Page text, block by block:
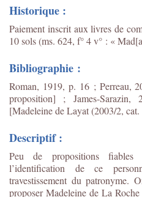
Historique :
Paiement inscrit aux livres de
10 sols (ms. 624, f° 4 v° : «
Bibliographie :
Roman, 1919, p. 16 ; Perreau,
proposition] ; James-
[Madeleine de Layat (2003/2,
Descriptif :
Peu de propositions fiables
l’identification de ce
travestissement du patronyme.
proposer Madeleine de La